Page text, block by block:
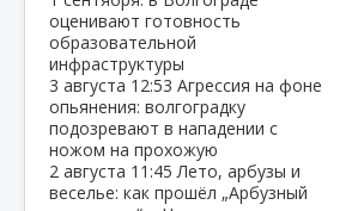
оценивают готовность
образовательной
инфраструктуры
3 августа 12:53 Агрессия на фоне
опьянения: волгоградку
подозревают в нападении с
ножом на прохожую
2 августа 11:45Лето, арбузы и
веселье: как прошёл „Арбузный